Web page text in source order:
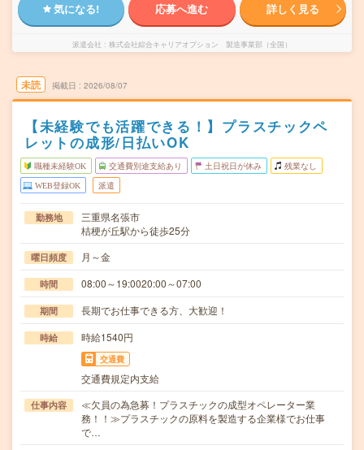
気になる! 応募へ進む 詳しく見る
派遣会社 株式会社綜合キャリアオプション 製造事業部（全国）
未読 掲載日 2026/08/07
【未経験でも活躍できる！】プラスチックペ
レットの成形/日払いOK
職種未経験OK 交通費別途支給あり 土日祝日が休み 残業なし
WEB登録OK 派遣
勤務地
三重県名張市
桔梗が丘駅から徒歩25分
曜日頻度 月～金
時間 08:00～19:0020:00～07:00
期間 長期でお仕事できる方、大歓迎！
時給 時給1540円
交通費
交通費規定内支給
仕事内容
≪欠員の為急募！プラスチックの成型オペレーター業
務！！≫プラスチックの原料を製造する企業様でお仕事
で…